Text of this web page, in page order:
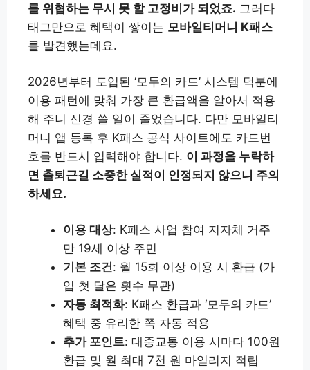
를 위협하는 무시 못 할 고정비가 되었죠. 그러다
태그만으로 혜택이 쌓이는 모바일티머니 K패스
를 발견했는데요.
2026년부터 도입된 ‘모두의 카드’ 시스템 덕분에
이용 패턴에 맞춰 가장 큰 환급액을 알아서 적용
해 주니 신경 쓸 일이 줄었습니다. 다만 모바일티
머니 앱 등록 후 K패스 공식 사이트에도 카드번
호를 반드시 입력해야 합니다. 이 과정을 누락하
면 출퇴근길 소중한 실적이 인정되지 않으니 주의
하세요.
이용 대상: K패스 사업 참여 지자체 거주
만 19세 이상 주민
기본 조건: 월 15회 이상 이용 시 환급 (가
입 첫 달은 횟수 무관)
자동 최적화: K패스 환급과 ‘모두의 카드’
혜택 중 유리한 쪽 자동 적용
추가 포인트: 대중교통 이용 시마다 100원
환급 및 월 최대 7천 원 마일리지 적립